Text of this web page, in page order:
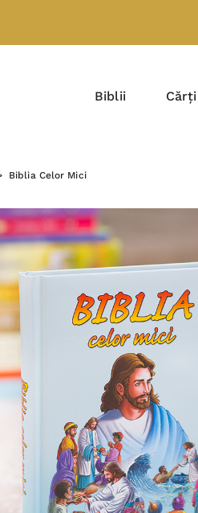
Biblii Cărți
Biblia Celor Mici